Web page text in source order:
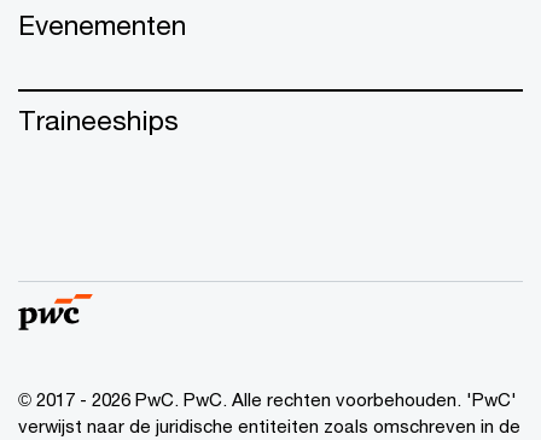
Evenementen
Traineeships
© 2017 - 2026 PwC. PwC. Alle rechten voorbehouden. 'PwC'
verwijst naar de juridische entiteiten zoals omschreven in de